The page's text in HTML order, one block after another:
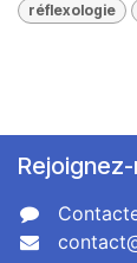
réflexologie